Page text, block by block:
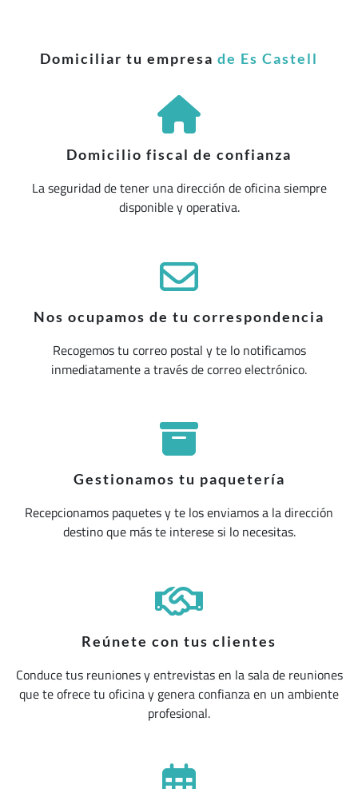
Domiciliar tu empresa de Es Castell
Domicilio fiscal de confianza
La seguridad de tener una dirección de oficina siempre
disponible y operativa.
Nos ocupamos de tu correspondencia
Recogemos tu correo postal y te lo notificamos
inmediatamente a través de correo electrónico.
Gestionamos tu paquetería
Recepcionamos paquetes y te los enviamos a la dirección
destino que más te interese si lo necesitas.
Reúnete con tus clientes
Conduce tus reuniones y entrevistas en la sala de reuniones
que te ofrece tu oficina y genera confianza en un ambiente
profesional.